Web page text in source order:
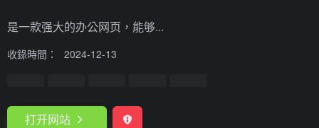
是一款强大的办公网页，能够...
收錄時間： 2024-12-13
打开网站